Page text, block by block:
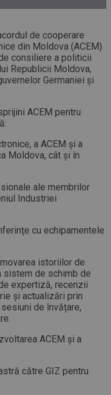
de cooperare
din Moldova (ACEM)
consiliere a politicii
Republicii Moldova,
Germaniei și
ACEM pentru
a ACEM și a
Moldova, cât și în
ale membrilor
Industriei
cu echipamentele
istoriilor de
sistem de schimb de
expertiză, recenzii
și actualizări prin
de învățare,
ACEM și a
către GIZ pentru